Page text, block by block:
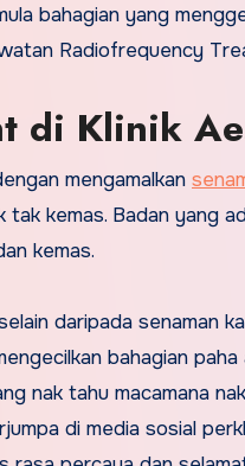
bahagian yang
Radiofrequency
di Klinik
mengamalkan
kemas. Badan yang
kemas.
daripada senaman
bahagian
nak tahu macamana
di media sosial